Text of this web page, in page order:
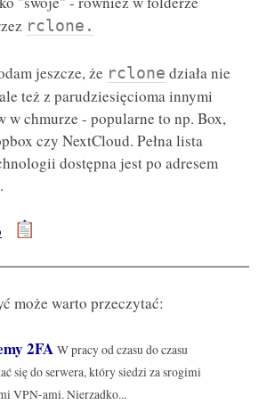
rclone.
jeszcze, że rclone działa nie
też z parudziesięcioma innymi
w chmurze - popularne to np. Box,
czy NextCloud. Pełna lista
dostępna jest po adresem
.
może warto przeczytać:
2FA W pracy od czasu do czasu
się do serwera, który siedzi za srogimi
VPN-ami. Nierzadko...